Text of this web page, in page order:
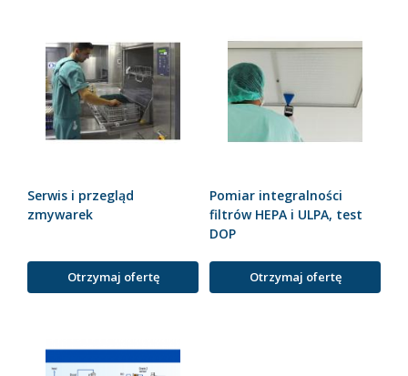
Serwis i przegląd
zmywarek
Otrzymaj ofertę
Pomiar integralności
filtrów HEPA i ULPA, test
DOP
Otrzymaj ofertę